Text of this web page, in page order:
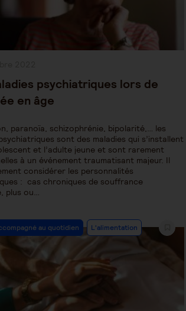
psychiatriques lors de
en âge
paranoïa, schizophrénie, bipolarité,… les
sont des maladies qui s’installent
et l’adulte jeune et sont rarement
à un événement traumatisant majeur. Il
considérer les personnalités
: cas chroniques de souffrance
plus ou…
au quotidien L'alimentation